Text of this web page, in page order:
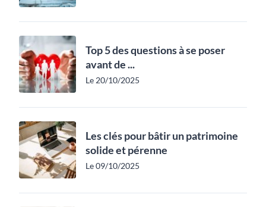
Top 5 des questions à se poser
avant de ...
Le 20/10/2025
Les clés pour bâtir un patrimoine
solide et pérenne
Le 09/10/2025